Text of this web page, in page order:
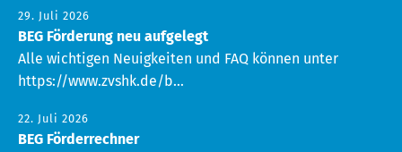
29. Juli 2026
BEG Förderung neu aufgelegt
Alle wichtigen Neuigkeiten und FAQ können unter
https://www.zvshk.de/b...
22. Juli 2026
BEG Förderrechner